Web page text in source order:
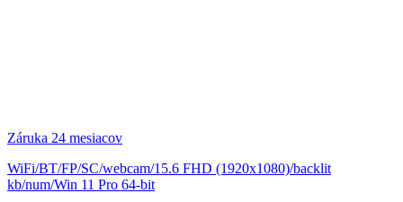
Záruka 24 mesiacov
WiFi/BT/FP/SC/webcam/15.6 FHD (1920x1080)/backlit
kb/num/Win 11 Pro 64-bit